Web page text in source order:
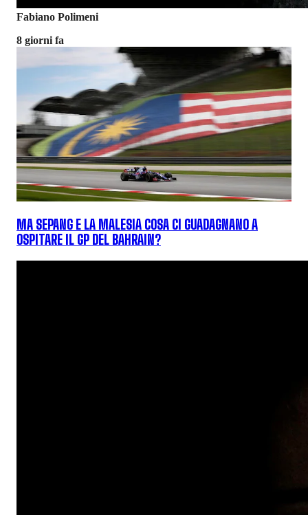
Fabiano Polimeni
8 giorni fa
MA SEPANG E LA MALESIA COSA CI GUADAGNANO A
OSPITARE IL GP DEL BAHRAIN?